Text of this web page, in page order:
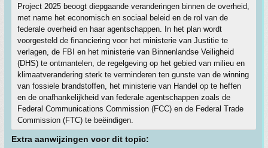
Project 2025 beoogt diepgaande veranderingen binnen de overheid,
met name het economisch en sociaal beleid en de rol van de
federale overheid en haar agentschappen. In het plan wordt
voorgesteld de financiering voor het ministerie van Justitie te
verlagen, de FBI en het ministerie van Binnenlandse Veiligheid
(DHS) te ontmantelen, de regelgeving op het gebied van milieu en
klimaatverandering sterk te verminderen ten gunste van de winning
van fossiele brandstoffen, het ministerie van Handel op te heffen
en de onafhankelijkheid van federale agentschappen zoals de
Federal Communications Commission (FCC) en de Federal Trade
Commission (FTC) te beëindigen.
Extra aanwijzingen voor dit topic: